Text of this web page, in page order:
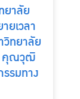
าลัย
ยเวลา
ทยาลัย
คุณวุฒิ
รมทาง